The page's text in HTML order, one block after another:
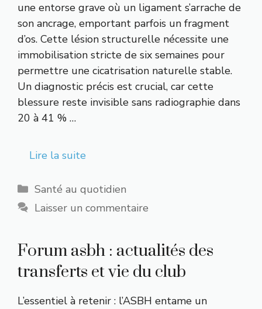
une entorse grave où un ligament s’arrache de
son ancrage, emportant parfois un fragment
d’os. Cette lésion structurelle nécessite une
immobilisation stricte de six semaines pour
permettre une cicatrisation naturelle stable.
Un diagnostic précis est crucial, car cette
blessure reste invisible sans radiographie dans
20 à 41 % …
Lire la suite
Catégories
Santé au quotidien
Laisser un commentaire
Forum asbh : actualités des
transferts et vie du club
L’essentiel à retenir : l’ASBH entame un